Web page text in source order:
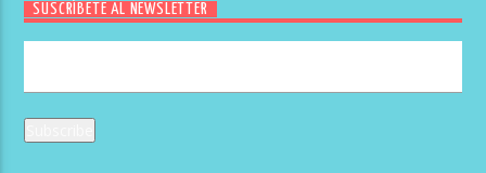
SUSCRÍBETE AL NEWSLETTER